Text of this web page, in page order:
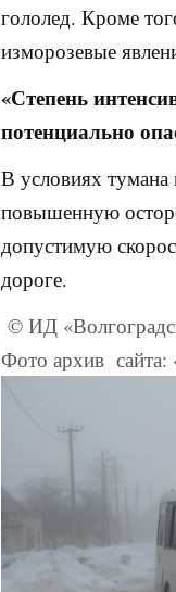
гололед. Кроме
изморозевые
«Степень
потенциально
В условиях тумана
повышенную
допустимую
дороге.
© ИД
Фото архив сайта: